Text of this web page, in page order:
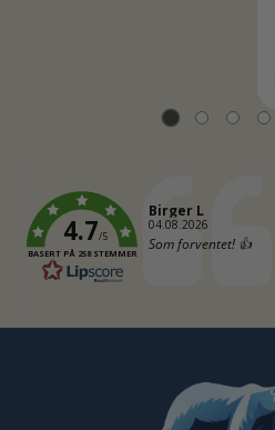
4.7/5
BASERT PÅ 258 STEMMER
Forfatter:
Birger L
Dato:
04.08.2026
Tekst:
Som forventet! 👍